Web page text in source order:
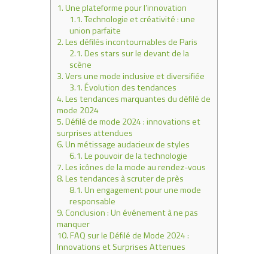
1.Une plateforme pour l’innovation
1.1.Technologie et créativité : une
union parfaite
2.Les défilés incontournables de Paris
2.1.Des stars sur le devant de la
scène
3.Vers une mode inclusive et diversifiée
3.1.Évolution des tendances
4.Les tendances marquantes du défilé de
mode 2024
5.Défilé de mode 2024 : innovations et
surprises attendues
6.Un métissage audacieux de styles
6.1.Le pouvoir de la technologie
7.Les icônes de la mode au rendez-vous
8.Les tendances à scruter de près
8.1.Un engagement pour une mode
responsable
9.Conclusion : Un événement à ne pas
manquer
10.FAQ sur le Défilé de Mode 2024 :
Innovations et Surprises Attenues